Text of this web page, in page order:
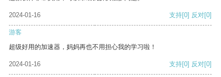
2024-01-16 支持[0] 反对[0]
游客
超级好用的加速器，妈妈再也不用担心我的学习啦！
2024-01-16 支持[0] 反对[0]